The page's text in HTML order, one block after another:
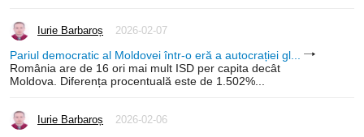
Iurie Barbaroș 2026-02-07
Pariul democratic al Moldovei într-o eră a autocrației gl...
România are de 16 ori mai mult ISD per capita decât
Moldova. Diferența procentuală este de 1.502%...
Iurie Barbaroș 2026-02-06